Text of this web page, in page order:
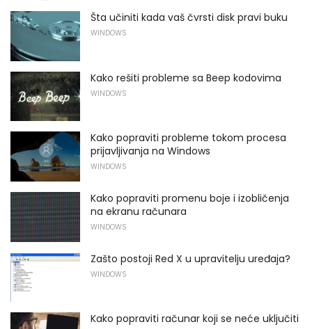
Šta učiniti kada vaš čvrsti disk pravi buku
WINDOWS
Kako rešiti probleme sa Beep kodovima
WINDOWS
Kako popraviti probleme tokom procesa
prijavljivanja na Windows
WINDOWS
Kako popraviti promenu boje i izobličenja
na ekranu računara
WINDOWS
Zašto postoji Red X u upravitelju uređaja?
WINDOWS
Kako popraviti računar koji se neće uključiti